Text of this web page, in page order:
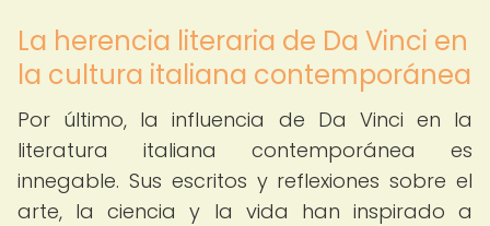
La herencia literaria de Da Vinci en
la cultura italiana contemporánea
Por último, la influencia de Da Vinci en la
literatura italiana contemporánea es
innegable. Sus escritos y reflexiones sobre el
arte, la ciencia y la vida han inspirado a